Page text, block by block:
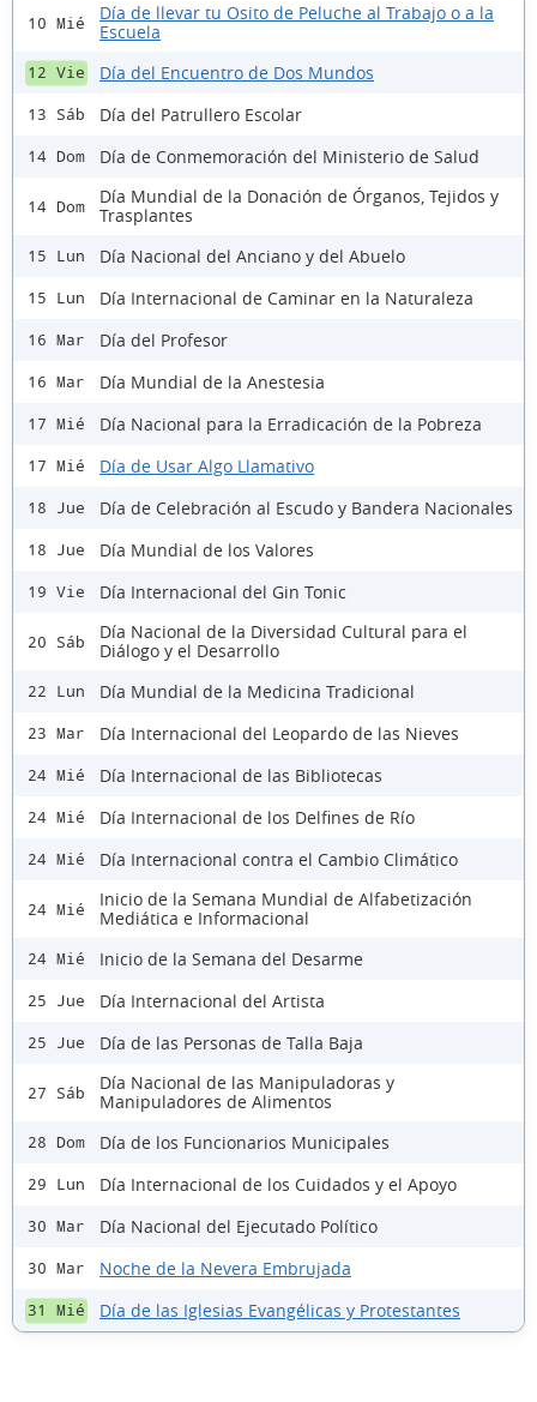
10 Mié
Día de llevar tu Osito de Peluche al Trabajo o a la
Escuela
12 Vie Día del Encuentro de Dos Mundos
13 Sáb Día del Patrullero Escolar
14 Dom Día de Conmemoración del Ministerio de Salud
14 Dom
Día Mundial de la Donación de Órganos, Tejidos y
Trasplantes
15 Lun Día Nacional del Anciano y del Abuelo
15 Lun Día Internacional de Caminar en la Naturaleza
16 Mar Día del Profesor
16 Mar Día Mundial de la Anestesia
17 Mié Día Nacional para la Erradicación de la Pobreza
17 Mié Día de Usar Algo Llamativo
18 Jue Día de Celebración al Escudo y Bandera Nacionales
18 Jue Día Mundial de los Valores
19 Vie Día Internacional del Gin Tonic
20 Sáb
Día Nacional de la Diversidad Cultural para el
Diálogo y el Desarrollo
22 Lun Día Mundial de la Medicina Tradicional
23 Mar Día Internacional del Leopardo de las Nieves
24 Mié Día Internacional de las Bibliotecas
24 Mié Día Internacional de los Delfines de Río
24 Mié Día Internacional contra el Cambio Climático
24 Mié
Inicio de la Semana Mundial de Alfabetización
Mediática e Informacional
24 Mié Inicio de la Semana del Desarme
25 Jue Día Internacional del Artista
25 Jue Día de las Personas de Talla Baja
27 Sáb
Día Nacional de las Manipuladoras y
Manipuladores de Alimentos
28 Dom Día de los Funcionarios Municipales
29 Lun Día Internacional de los Cuidados y el Apoyo
30 Mar Día Nacional del Ejecutado Político
30 Mar Noche de la Nevera Embrujada
31 Mié Día de las Iglesias Evangélicas y Protestantes